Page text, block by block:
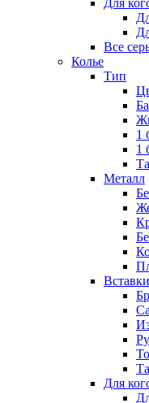
Для
Все
Колье
Тип
1
1
Металл
Вставки
Для